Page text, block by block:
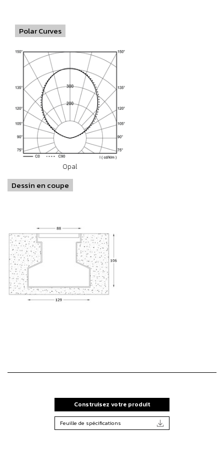
Polar Curves
Opal
Dessin en coupe
Construisez votre produit
Feuille de spécifications